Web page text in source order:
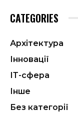
CATEGORIES
Архітектура
Інновації
ІТ-сфера
Інше
Без категорії